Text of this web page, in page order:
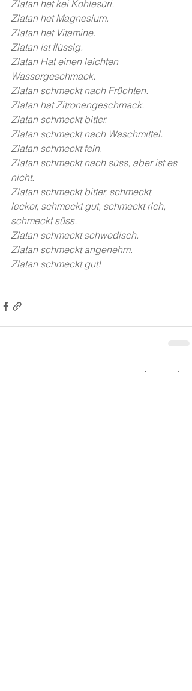
Zlatan het kei Kohlesüri.
Zlatan het Magnesium.
Zlatan het Vitamine.
Zlatan ist flüssig.
Zlatan Hat einen leichten
Wassergeschmack.
Zlatan schmeckt nach Früchten.
Zlatan hat Zitronengeschmack.
Zlatan schmeckt bitter.
Zlatan schmeckt nach Waschmittel.
Zlatan schmeckt fein.
Zlatan schmeckt nach süss, aber ist es
nicht.
Zlatan schmeckt bitter, schmeckt
lecker, schmeckt gut, schmeckt rich,
schmeckt sūss.
Zlatan schmeckt schwedisch.
Zlatan schmeckt angenehm.
Zlatan schmeckt gut!
Alle ansehen